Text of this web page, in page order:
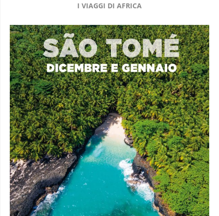
I VIAGGI DI AFRICA